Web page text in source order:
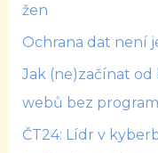
žen
Ochrana dat není
Jak (ne)začínat od
webů bez
ČT24: Lídr v